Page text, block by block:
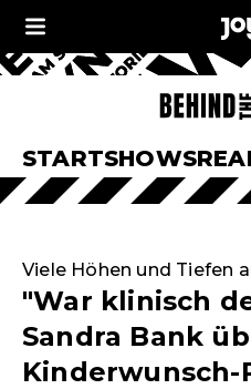
STARTSHOWS
Viele Höhen und Tiefen
"War klinisch
Sandra Bank
Kinderwunsch-